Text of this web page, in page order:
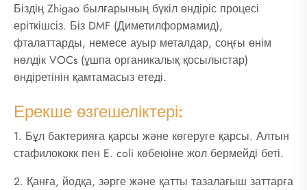
Біздің Zhigao былғарының бүкіл өндіріс процесі
еріткішсіз. Біз DMF (Диметилформамид),
фталаттарды, немесе ауыр металдар, соңғы өнім
нөлдік VOCs (ұшпа органикалық қосылыстар)
өндіретінін қамтамасыз етеді.
Ерекше өзгешеліктері:
1. Бұл бактерияға қарсы және көгеруге қарсы. Алтын
стафилококк пен E. coli көбеюіне жол бермейді беті.
2. Қанға, йодқа, зәрге және қатты тазалағыш заттарға